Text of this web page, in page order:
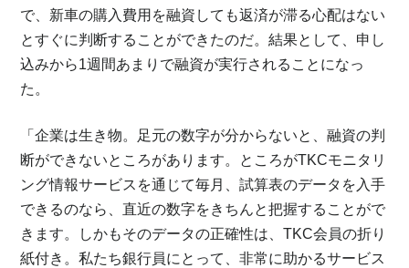
で、新車の購入費用を融資しても返済が滞る心配はない
とすぐに判断することができたのだ。結果として、申し
込みから1週間あまりで融資が実行されることになっ
た。
「企業は生き物。足元の数字が分からないと、融資の判
断ができないところがあります。ところがTKCモニタリ
ング情報サービスを通じて毎月、試算表のデータを入手
できるのなら、直近の数字をきちんと把握することがで
きます。しかもそのデータの正確性は、TKC会員の折り
紙付き。私たち銀行員にとって、非常に助かるサービス